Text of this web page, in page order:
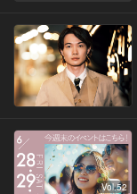
Vol.52